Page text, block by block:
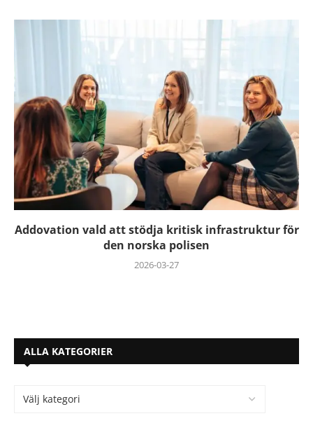
Addovation vald att stödja kritisk infrastruktur för
den norska polisen
2026-03-27
ALLA KATEGORIER